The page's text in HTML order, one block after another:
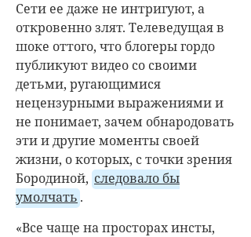
Сети ее даже не интригуют, а
откровенно злят. Телеведущая в
шоке оттого, что блогеры гордо
публикуют видео со своими
детьми, ругающимися
нецензурными выражениями и
не понимает, зачем обнародовать
эти и другие моменты своей
жизни, о которых, с точки зрения
Бородиной, следовало бы
умолчать .
«Все чаще на просторах инсты,